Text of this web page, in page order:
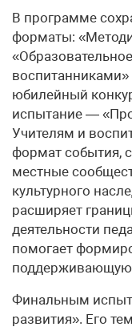
В программе
форматы:
воспитанниками»
юбилейный
испытание —
Учителям и
формат события,
местные
культурного
расширяет
деятельности
помогает
поддерживающую
Финальным
развития». Его